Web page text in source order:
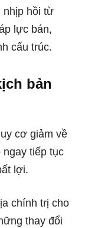
nhịp hồi từ
lực bán,
cấu trúc.
bản
cơ giảm về
ngay tiếp tục
lợi.
chính trị cho
thay đổi